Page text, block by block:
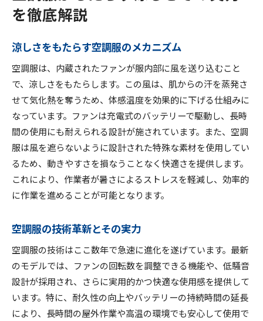
を徹底解説
涼しさをもたらす空調服のメカニズム
空調服は、内蔵されたファンが服内部に風を送り込むこと
で、涼しさをもたらします。この風は、肌からの汗を蒸発さ
せて気化熱を奪うため、体感温度を効果的に下げる仕組みに
なっています。ファンは充電式のバッテリーで駆動し、長時
間の使用にも耐えられる設計が施されています。また、空調
服は風を遮らないように設計された特殊な素材を使用してい
るため、動きやすさを損なうことなく快適さを提供します。
これにより、作業者が暑さによるストレスを軽減し、効率的
に作業を進めることが可能となります。
空調服の技術革新とその実力
空調服の技術はここ数年で急速に進化を遂げています。最新
のモデルでは、ファンの回転数を調整できる機能や、低騒音
設計が採用され、さらに実用的かつ快適な使用感を提供して
います。特に、耐久性の向上やバッテリーの持続時間の延長
により、長時間の屋外作業や高温の環境でも安心して使用で